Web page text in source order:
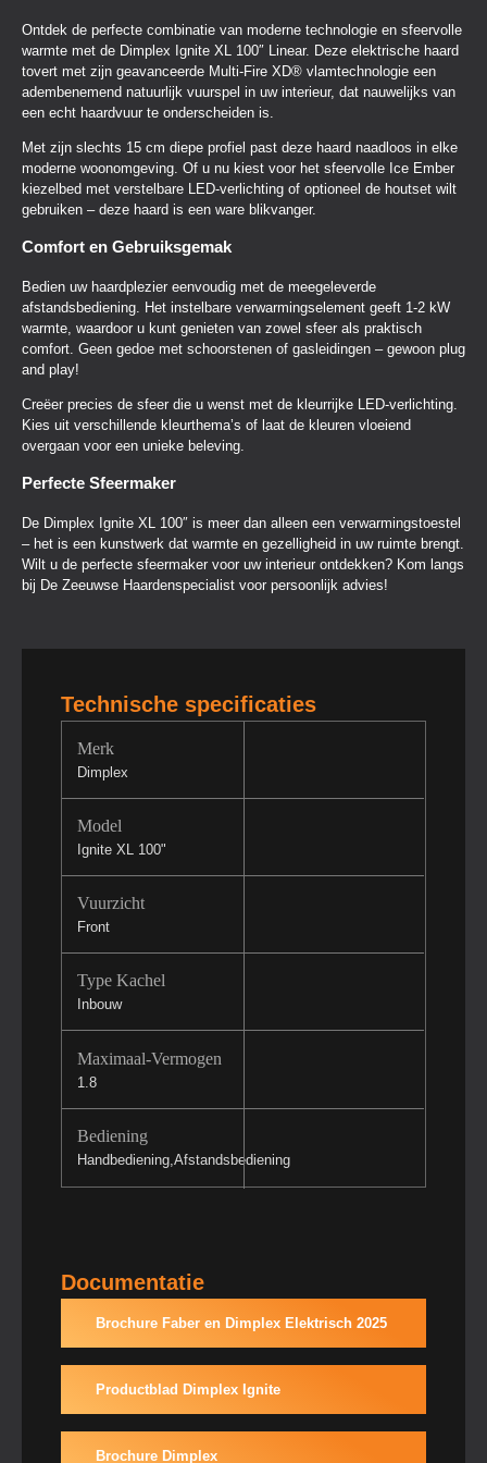
Ontdek de perfecte combinatie van moderne technologie en sfeervolle
warmte met de Dimplex Ignite XL 100″ Linear. Deze elektrische haard
tovert met zijn geavanceerde Multi-Fire XD® vlamtechnologie een
adembenemend natuurlijk vuurspel in uw interieur, dat nauwelijks van
een echt haardvuur te onderscheiden is.
Met zijn slechts 15 cm diepe profiel past deze haard naadloos in elke
moderne woonomgeving. Of u nu kiest voor het sfeervolle Ice Ember
kiezelbed met verstelbare LED-verlichting of optioneel de houtset wilt
gebruiken – deze haard is een ware blikvanger.
Comfort en Gebruiksgemak
Bedien uw haardplezier eenvoudig met de meegeleverde
afstandsbediening. Het instelbare verwarmingselement geeft 1-2 kW
warmte, waardoor u kunt genieten van zowel sfeer als praktisch
comfort. Geen gedoe met schoorstenen of gasleidingen – gewoon plug
and play!
Creëer precies de sfeer die u wenst met de kleurrijke LED-verlichting.
Kies uit verschillende kleurthema’s of laat de kleuren vloeiend
overgaan voor een unieke beleving.
Perfecte Sfeermaker
De Dimplex Ignite XL 100″ is meer dan alleen een verwarmingstoestel
– het is een kunstwerk dat warmte en gezelligheid in uw ruimte brengt.
Wilt u de perfecte sfeermaker voor uw interieur ontdekken? Kom langs
bij De Zeeuwse Haardenspecialist voor persoonlijk advies!
Technische specificaties
Merk
Dimplex
Model
Ignite XL 100"
Vuurzicht
Front
Type Kachel
Inbouw
Maximaal-Vermogen
1.8
Bediening
Handbediening,Afstandsbediening
Documentatie
Brochure Faber en Dimplex Elektrisch 2025
Productblad Dimplex Ignite
Brochure Dimplex